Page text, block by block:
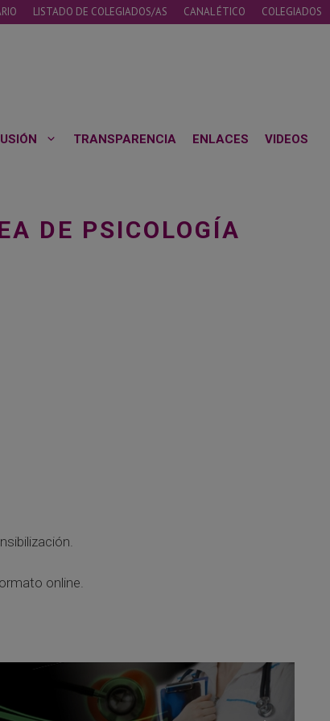
LISTADO DE COLEGIADOS/AS CANAL ÉTICO COLEGIADOS
TRANSPARENCIA ENLACES VIDEOS
DE PSICOLOGÍA
online.